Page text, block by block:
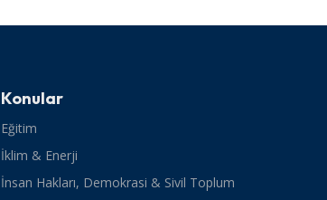
Konular
Eğitim
İklim & Enerji
İnsan Hakları, Demokrasi & Sivil Toplum